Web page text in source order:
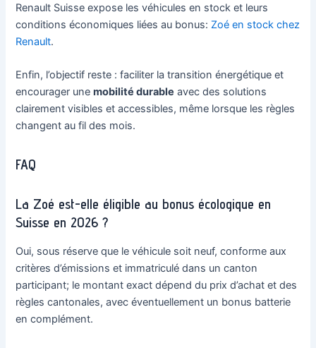
Renault Suisse expose les véhicules en stock et leurs
conditions économiques liées au bonus: Zoé en stock chez
Renault.
Enfin, l’objectif reste : faciliter la transition énergétique et
encourager unemobilité durable avec des solutions
clairement visibles et accessibles, même lorsque les règles
changent au fil des mois.
FAQ
La Zoé est-elle éligible au bonus écologique en
Suisse en 2026 ?
Oui, sous réserve que le véhicule soit neuf, conforme aux
critères d’émissions et immatriculé dans un canton
participant; le montant exact dépend du prix d’achat et des
règles cantonales, avec éventuellement un bonus batterie
en complément.